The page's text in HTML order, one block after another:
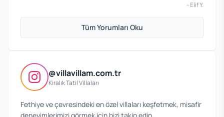
- Elif Y.
Tüm Yorumları Oku
@villavillam.com.tr
Kiralık Tatil Villaları
Fethiye ve çevresindeki en özel villaları keşfetmek, misafir